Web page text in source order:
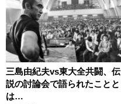
三島由紀夫vs東大全共闘、伝
説の討論会で語られたことと
は…